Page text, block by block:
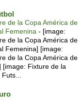
de la Copa América de
Femenina - [image:
de la Copa América de
Femenina] [image:
de la Copa América de
[image: Fixture de la